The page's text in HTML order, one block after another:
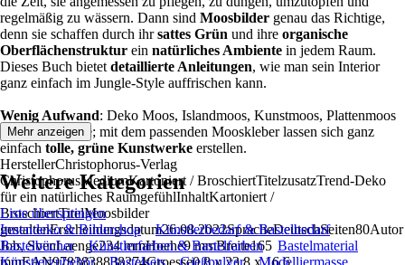
regelmäßig zu wässern. Dann sind Moosbilder genau das Richtige,
denn sie schaffen durch ihrsattes Grün und ihre organische
Oberflächenstruktur ein natürliches Ambiente in jedem Raum.
Dieses Buch bietet detaillierte Anleitungen, wie man sein Interior
ganz einfach im Jungle-Style auffrischen kann.
Wenig Aufwand: Deko Moos, Islandmoos, Kunstmoos, Plattenmoos
oder Moosmatte; mit dem passenden Mooskleber lassen sich ganz
einfach tolle, grüne Kunstwerke erstellen.
HerstellerChristophorus-Verlag
ChristophorusMediumKartoniert / BroschiertTitelzusatzTrend-Deko
für ein natürliches RaumgefühlInhaltKartoniert /
BroschiertTitelMoosbilder
gestaltenErscheinungsdatum26.08.2022SpracheDeutschSeiten80Autor
Job, SvenLaenge234 mmHoehe9 mmBreite165
mmEAN9783838838274Groesse0.8 x 23.8 x 16.6
Mehr anzeigen
Weitere Kategorien
Liste überspringen
Innendeko & Bildershop
Künstlerbedarf & Bastelbedarf
Bastelbücher
Künstlerfarben & Bastelfarben
Bastelmaterial
Künstlerzubehör
Bastelsets Gießpulver
Modelliermasse